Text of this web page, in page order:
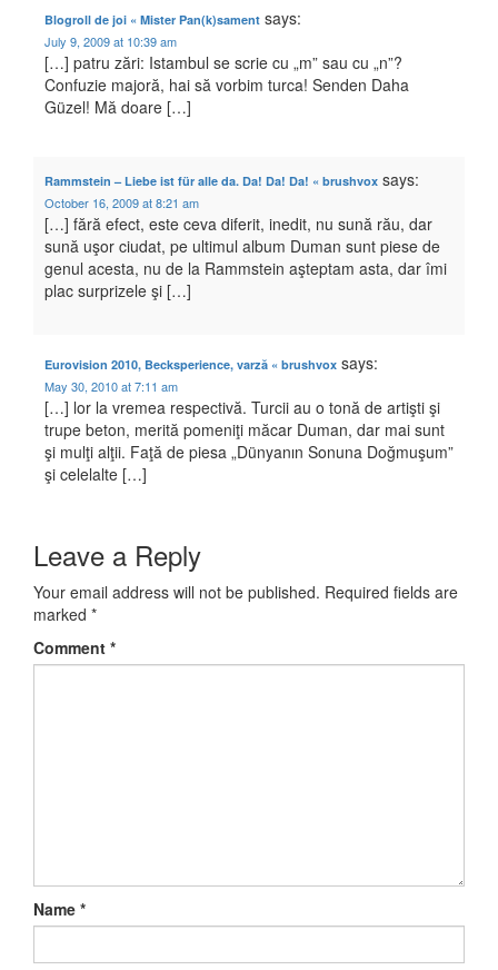
Blogroll de joi « Mister Pan(k)sament says:
July 9, 2009 at 10:39 am
[…] patru zări: Istambul se scrie cu „m” sau cu „n”?
Confuzie majoră, hai să vorbim turca! Senden Daha
Güzel! Mă doare […]
Rammstein – Liebe ist für alle da. Da! Da! Da! « brushvox says:
October 16, 2009 at 8:21 am
[…] fără efect, este ceva diferit, inedit, nu sună rău, dar
sună uşor ciudat, pe ultimul album Duman sunt piese de
genul acesta, nu de la Rammstein aşteptam asta, dar îmi
plac surprizele şi […]
Eurovision 2010, Becksperience, varză « brushvox says:
May 30, 2010 at 7:11 am
[…] lor la vremea respectivă. Turcii au o tonă de artişti şi
trupe beton, merită pomeniţi măcar Duman, dar mai sunt
şi mulţi alţii. Faţă de piesa „Dünyanın Sonuna Doğmuşum”
şi celelalte […]
Leave a Reply
Your email address will not be published. Required fields are
marked *
Comment *
Name *